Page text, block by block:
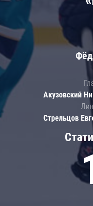
Акузовский
Стрельцов